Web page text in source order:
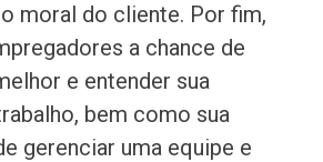
moral do cliente. Por fim,
a chance de
e entender sua
bem como sua
gerenciar uma equipe e